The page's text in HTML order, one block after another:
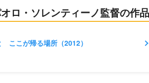
ロ・ソレンティーノ監督の作品
ここが帰る場所（2012）